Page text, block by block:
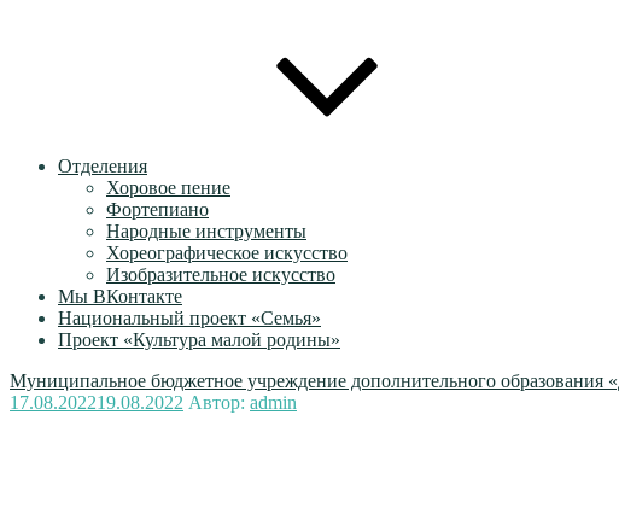
Отделения
Хоровое пение
Фортепиано
Народные инструменты
Хореографическое искусство
Изобразительное искусство
Мы ВКонтакте
Национальный проект «Семья»
Проект «Культура малой родины»
Муниципальное бюджетное учреждение дополнительного образования
Опубликовано
17.08.202219.08.2022 Автор: admin